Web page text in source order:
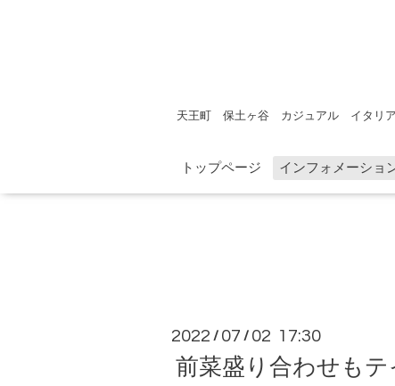
天王町 保土ヶ谷 カジュアル イタリ
トップページ インフォメーショ
2022 / 07 / 02 17:30
前菜盛り合わせも